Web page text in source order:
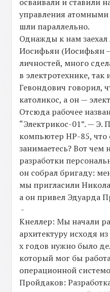
управления
шли параллельно.
Однажды к нам
Иосифьян (Иосифьян
личностей, много
в электротехнике,
Гевондович говорил,
католикос, а он —
Отсюда рабочее
“Электрикос-01”. — Э.
компьютер НР-85, что
занимаетесь? Вот чем
разработки
он собрал бригаду:
мы пригласили
а он привел Эдуарда
-
Кнеллер: Мы начали
архитектуру исходя
х годов нужно было
который мог бы
операционной
Пройдаков: